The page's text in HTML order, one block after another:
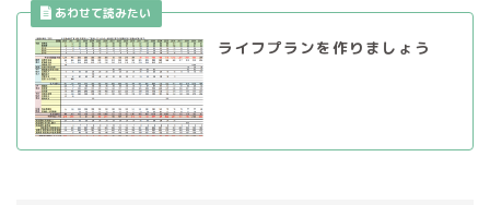
ライフプランを作りましょう